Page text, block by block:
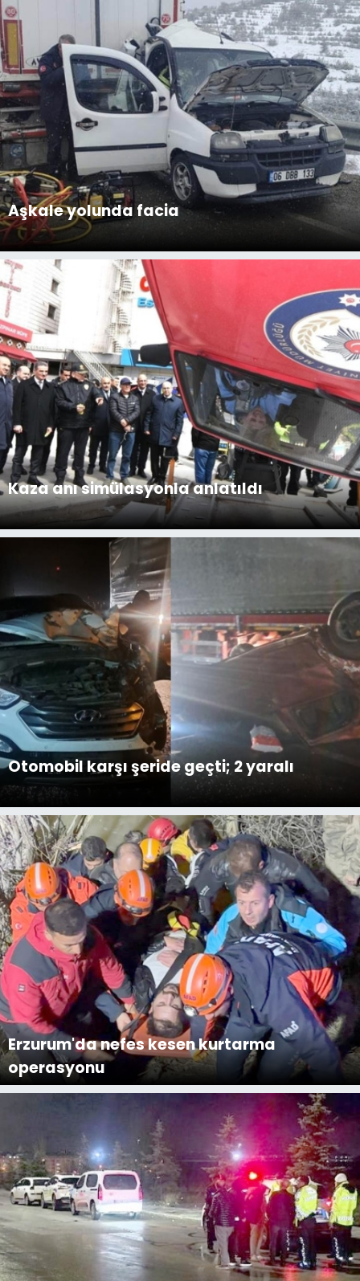
Aşkale yolunda facia
Kaza anı simülasyonla anlatıldı
Otomobil karşı şeride geçti; 2 yaralı
Erzurum'da nefes kesen kurtarma
operasyonu